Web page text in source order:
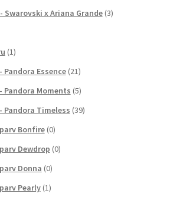
x Ariana Grande (3)
(1)
Essence (21)
Pandora Moments (5)
Pandora Timeless (39)
Bonfire (0)
Dewdrop (0)
Donna (0)
Pearly (1)